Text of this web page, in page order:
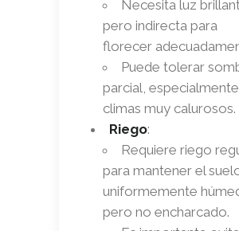
Necesita luz
pero indirecta para
florecer
Puede tolerar
parcial,
climas muy calurosos.
Riego:
Requiere riego
para mantener el
uniformemente
pero no encharcado.